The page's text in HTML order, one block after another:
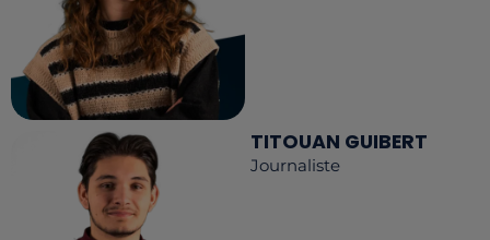
TITOUAN GUIBERT
Journaliste